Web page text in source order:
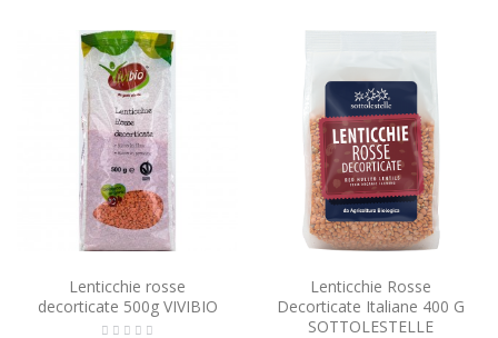
Lenticchie rosse
decorticate 500g VIVIBIO
Lenticchie Rosse
Decorticate Italiane 400 G
SOTTOLESTELLE